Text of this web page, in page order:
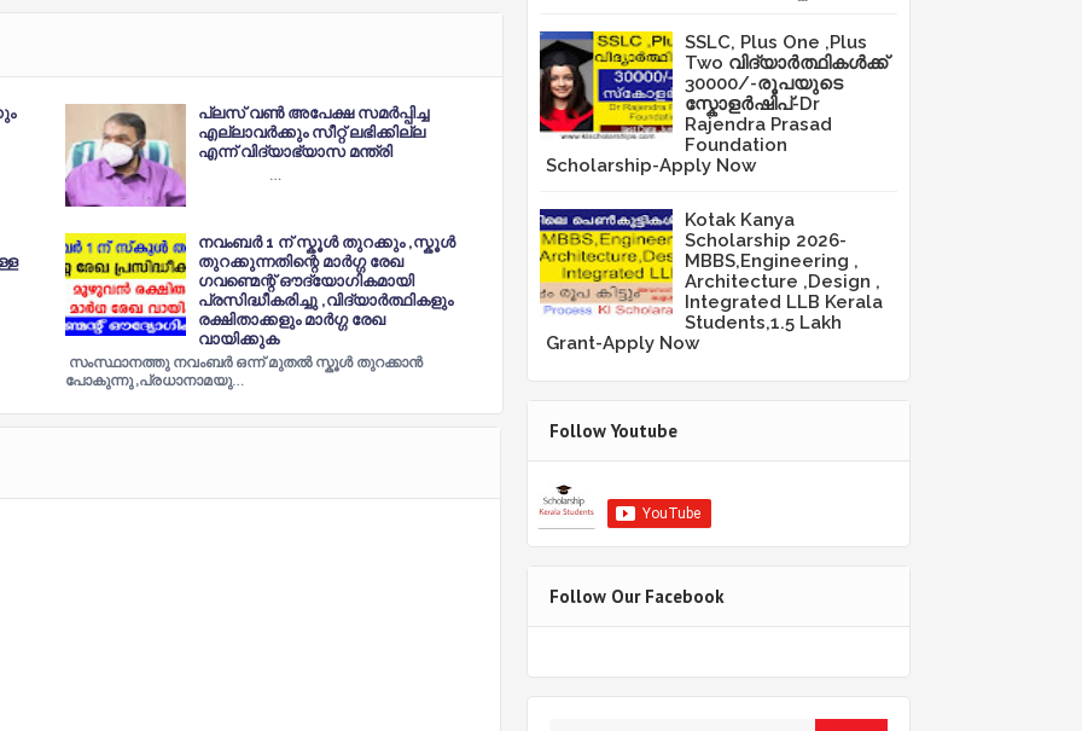
പ്ലസ് വൺ അപേക്ഷ സമർപ്പിച്ച
എല്ലാവർക്കും സീറ്റ് ലഭിക്കില്ല
എന്ന് വിദ്യാഭ്യാസ മന്ത്രി
…
നവംബർ 1 ന് സ്കൂൾ തുറക്കും ,സ്കൂൾ
തുറക്കുന്നതിന്റെ മാർഗ്ഗ രേഖ
ഗവണ്മെന്റ് ഔദ്യോഗികമായി
പ്രസിദ്ധീകരിച്ചു ,വിദ്യാർത്ഥികളും
രക്ഷിതാക്കളും മാർഗ്ഗ രേഖ
വായിക്കുക
സംസ്ഥാനത്തു നവംബർ ഒന്ന് മുതൽ സ്കൂൾ തുറക്കാൻ
പോകുന്നു ,പ്രധാനാമയു…
SSLC, Plus One ,Plus
Two വിദ്യാർത്ഥികൾക്ക്
30000/-രൂപയുടെ
സ്കോളർഷിപ്-Dr
Rajendra Prasad
Foundation
Scholarship-Apply Now
Kotak Kanya
Scholarship 2026-
MBBS,Engineering ,
Architecture ,Design ,
Integrated LLB Kerala
Students,1.5 Lakh
Grant-Apply Now
Follow Youtube
Follow Our Facebook